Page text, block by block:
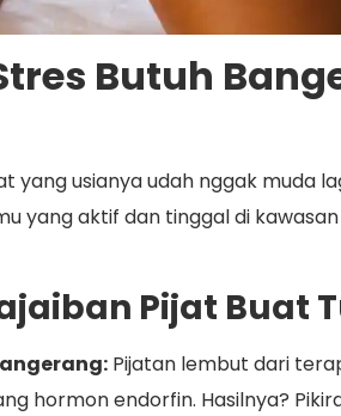
Butuh
yang usianya udah nggak muda
yang aktif dan tinggal di
Pijat Buat
Pijatan lembut dari
hormon endorfin. Hasilnya?